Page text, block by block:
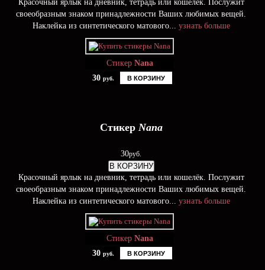
Красочный ярлык на дневник, тетрадь или кошелёк. Послужит
своеобразным знаком принадлежности Ваших любимых вещей.
Наклейка из синтетического матового... узнать больше
Стикер Nana
30 руб. В КОРЗИНУ
Стикер Nana
30руб.
В КОРЗИНУ
Красочный ярлык на дневник, тетрадь или кошелёк. Послужит
своеобразным знаком принадлежности Ваших любимых вещей.
Наклейка из синтетического матового... узнать больше
Стикер Nana
30 руб. В КОРЗИНУ